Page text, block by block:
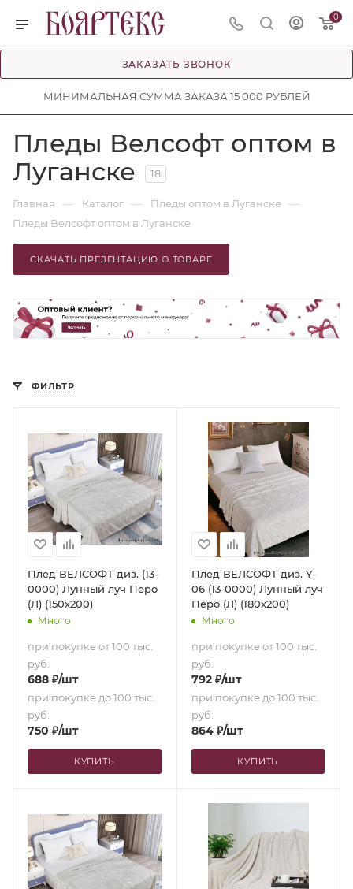
0
ЗАКАЗАТЬ ЗВОНОК
МИНИМАЛЬНАЯ СУММА ЗАКАЗА 15 000 РУБЛЕЙ
Пледы Велсофт оптом в
Луганске
18
Главная — Каталог — Пледы оптом в Луганске —
Пледы Велсофт оптом в Луганске
СКАЧАТЬ ПРЕЗЕНТАЦИЮ О ТОВАРЕ
ФИЛЬТР
Плед ВЕЛСОФТ диз. (13-
0000) Лунный луч Перо
(Л) (150х200)
Много
при покупке от 100 тыс.
руб.
688 ₽/шт
при покупке до 100 тыс.
руб.
750 ₽/шт
КУПИТЬ
Плед ВЕЛСОФТ диз. Y-
06 (13-0000) Лунный луч
Перо (Л) (180х200)
Много
при покупке от 100 тыс.
руб.
792₽/шт
при покупке до 100 тыс.
руб.
864₽/шт
КУПИТЬ